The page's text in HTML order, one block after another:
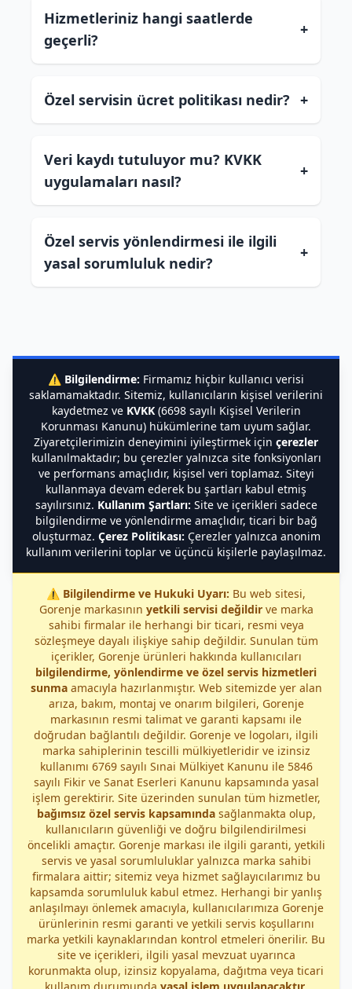
Hizmetleriniz hangi saatlerde
geçerli?
+
Özel servisin ücret politikası nedir? +
Veri kaydı tutuluyor mu? KVKK
uygulamaları nasıl?
+
Özel servis yönlendirmesi ile ilgili
yasal sorumluluk nedir?
+
⚠️ Bilgilendirme: Firmamız hiçbir kullanıcı verisi
saklamamaktadır. Sitemiz, kullanıcıların kişisel verilerini
kaydetmez ve KVKK(6698 sayılı Kişisel Verilerin
Korunması Kanunu) hükümlerine tam uyum sağlar.
Ziyaretçilerimizin deneyimini iyileştirmek için çerezler
kullanılmaktadır; bu çerezler yalnızca site fonksiyonları
ve performans amaçlıdır, kişisel veri toplamaz. Siteyi
kullanmaya devam ederek bu şartları kabul etmiş
sayılırsınız. Kullanım Şartları: Site ve içerikleri sadece
bilgilendirme ve yönlendirme amaçlıdır, ticari bir bağ
oluşturmaz. Çerez Politikası: Çerezler yalnızca anonim
kullanım verilerini toplar ve üçüncü kişilerle paylaşılmaz.
⚠️ Bilgilendirme ve Hukuki Uyarı: Bu web sitesi,
Gorenje markasının yetkili servisi değildirve marka
sahibi firmalar ile herhangi bir ticari, resmi veya
sözleşmeye dayalı ilişkiye sahip değildir. Sunulan tüm
içerikler, Gorenje ürünleri hakkında kullanıcıları
bilgilendirme, yönlendirme ve özel servis hizmetleri
sunmaamacıyla hazırlanmıştır. Web sitemizde yer alan
arıza, bakım, montaj ve onarım bilgileri, Gorenje
markasının resmi talimat ve garanti kapsamı ile
doğrudan bağlantılı değildir. Gorenje ve logoları, ilgili
marka sahiplerinin tescilli mülkiyetleridir ve izinsiz
kullanımı 6769 sayılı Sınai Mülkiyet Kanunu ile 5846
sayılı Fikir ve Sanat Eserleri Kanunu kapsamında yasal
işlem gerektirir. Site üzerinden sunulan tüm hizmetler,
bağımsız özel servis kapsamındasağlanmakta olup,
kullanıcıların güvenliği ve doğru bilgilendirilmesi
öncelikli amaçtır. Gorenje markası ile ilgili garanti, yetkili
servis ve yasal sorumluluklar yalnızca marka sahibi
firmalara aittir; sitemiz veya hizmet sağlayıcılarımız bu
kapsamda sorumluluk kabul etmez. Herhangi bir yanlış
anlaşılmayı önlemek amacıyla, kullanıcılarımıza Gorenje
ürünlerinin resmi garanti ve yetkili servis koşullarını
marka yetkili kaynaklarından kontrol etmeleri önerilir. Bu
site ve içerikleri, ilgili yasal mevzuat uyarınca
korunmakta olup, izinsiz kopyalama, dağıtma veya ticari